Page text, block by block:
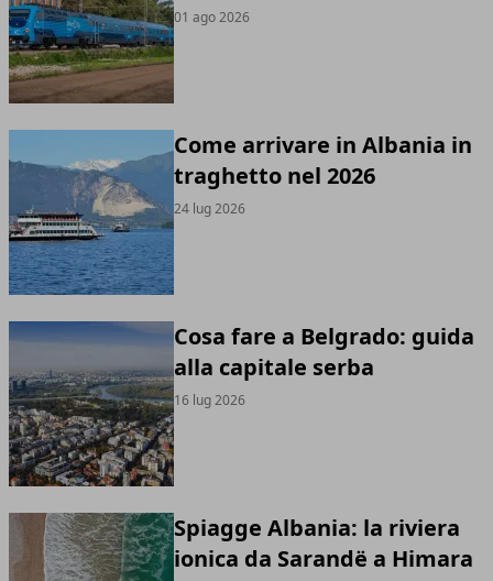
01 ago 2026
Come arrivare in Albania in
traghetto nel 2026
24 lug 2026
Cosa fare a Belgrado: guida
alla capitale serba
16 lug 2026
Spiagge Albania: la riviera
ionica da Sarandë a Himara